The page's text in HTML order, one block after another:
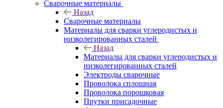
Сварочные материалы
Назад
Сварочные материалы
Материалы для сварки углеродистых и
низколегированных сталей
Назад
Материалы для сварки углеродистых и
низколегированных сталей
Электроды сварочные
Проволока сплошная
Проволока порошковая
Прутки присадочные